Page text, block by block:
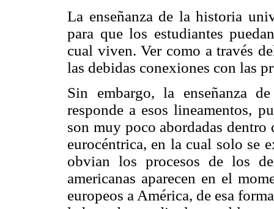
La enseñanza de la historia
para que los estudiantes
cual viven. Ver como a través
las debidas conexiones con las
Sin embargo, la enseñanza
responde a esos lineamentos,
son muy poco abordadas dentro
eurocéntrica, en la cual solo se
obvian los procesos de los
americanas aparecen en el
europeos a América, de esa